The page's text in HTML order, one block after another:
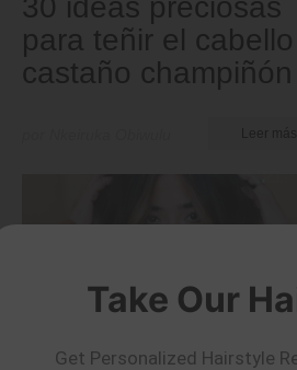
30 ideas preciosas
para teñir el cabello
castaño champiñón
Take Our
Get Personalized Hairstyle